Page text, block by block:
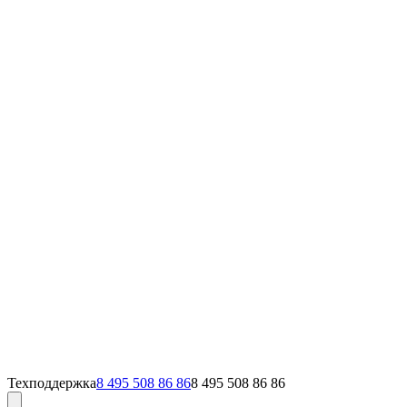
Техподдержка8 495 508 86 868 495 508 86 86